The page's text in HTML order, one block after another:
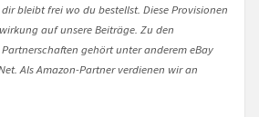
bleibt frei wo du bestellst. Diese Provisionen
auf unsere Beiträge. Zu den
gehört unter anderem eBay
Als Amazon-Partner verdienen wir an